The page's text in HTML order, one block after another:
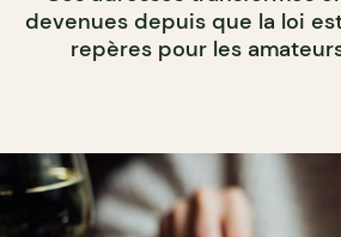
devenues depuis que la loi
repères pour les